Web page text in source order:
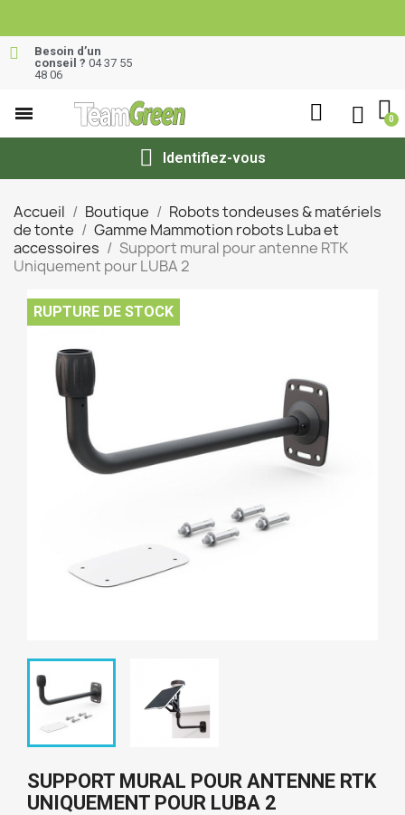
Besoin d’un
conseil ? 04 37 55
48 06
Identifiez-vous
Accueil Boutique
Robots tondeuses & matériels
de tonte
Gamme Mammotion robots Luba et
accessoires
Support mural pour antenne RTK
Uniquement pour LUBA 2
RUPTURE DE STOCK
SUPPORT MURAL POUR ANTENNE RTK
UNIQUEMENT POUR LUBA 2